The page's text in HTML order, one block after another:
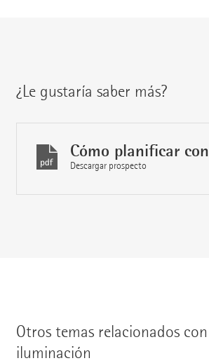
¿Le gustaría saber más?
Cómo planificar
Descargar prospecto
Otros temas relacionados
iluminación